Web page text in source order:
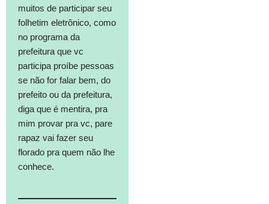
muitos de participar seu
folhetim eletrônico, como
no programa da
prefeitura que vc
participa proíbe pessoas
se não for falar bem, do
prefeito ou da prefeitura,
diga que é mentira, pra
mim provar pra vc, pare
rapaz vai fazer seu
florado pra quem não lhe
conhece.